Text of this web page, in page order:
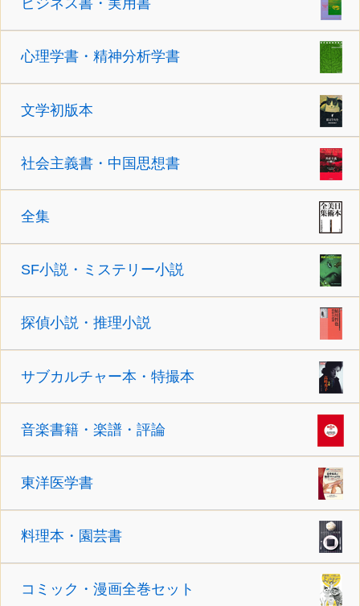
ビジネス書・実用書
心理学書・精神分析学書
文学初版本
社会主義書・中国思想書
全集
SF小説・ミステリー小説
探偵小説・推理小説
サブカルチャー本・特撮本
音楽書籍・楽譜・評論
東洋医学書
料理本・園芸書
コミック・漫画全巻セット